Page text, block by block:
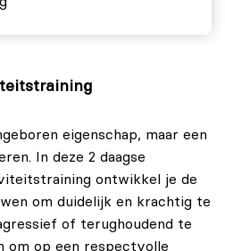
eigenschap, maar een
In deze 2 daagse
ontwikkel je de
om duidelijk en krachtig te
of terughoudend te
om op een respectvolle